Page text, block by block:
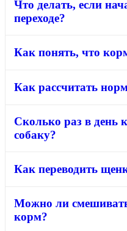
Что делать, если
переходе?
Как понять, что
Как рассчитать
Сколько раз в день
собаку?
Как переводить
Можно ли
корм?